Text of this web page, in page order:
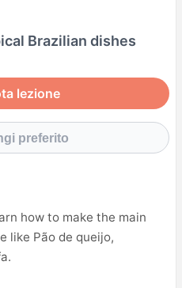
Brazilian dishes
lezione
preferito
how to make the main
like Pão de queijo,